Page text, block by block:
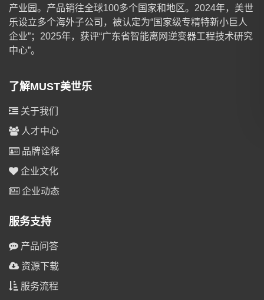
产业园。产品销往全球100多个国家和地区。2024年，美世
乐设立多个海外子公司，被认定为“国家级专精特新小巨人
企业”；2025年，获评“广东省智能离网逆变器工程技术研究
中心”。
了解MUST美世乐
关于我们
人才中心
品牌诠释
企业文化
企业动态
服务支持
产品问答
资源下载
服务流程